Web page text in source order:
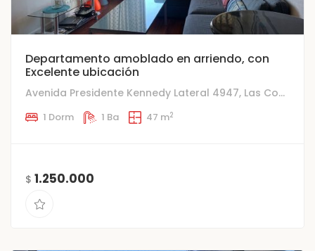
Departamento amoblado en arriendo, con
Excelente ubicación
Avenida Presidente Kennedy Lateral 4947, Las Condes
1 Dorm 1 Ba 47 m2
$ 1.250.000